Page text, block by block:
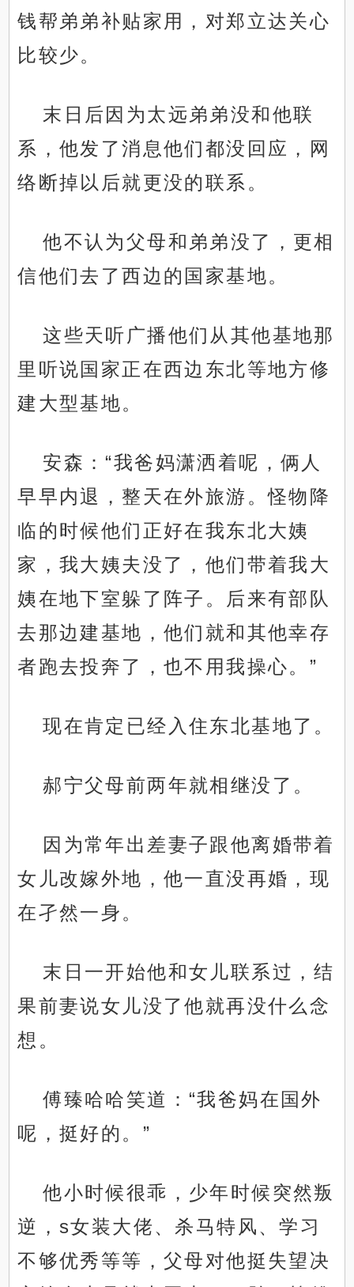
钱帮弟弟补贴家用，对郑立达关心
比较少。
末日后因为太远弟弟没和他联
系，他发了消息他们都没回应，网
络断掉以后就更没的联系。
他不认为父母和弟弟没了，更相
信他们去了西边的国家基地。
这些天听广播他们从其他基地那
里听说国家正在西边东北等地方修
建大型基地。
安森：“我爸妈潇洒着呢，俩人
早早内退，整天在外旅游。怪物降
临的时候他们正好在我东北大姨
家，我大姨夫没了，他们带着我大
姨在地下室躲了阵子。后来有部队
去那边建基地，他们就和其他幸存
者跑去投奔了，也不用我操心。”
现在肯定已经入住东北基地了。
郝宁父母前两年就相继没了。
因为常年出差妻子跟他离婚带着
女儿改嫁外地，他一直没再婚，现
在孑然一身。
末日一开始他和女儿联系过，结
果前妻说女儿没了他就再没什么念
想。
傅臻哈哈笑道：“我爸妈在国外
呢，挺好的。”
他小时候很乖，少年时候突然叛
逆，s女装大佬、杀马特风、学习
不够优秀等等，父母对他挺失望决